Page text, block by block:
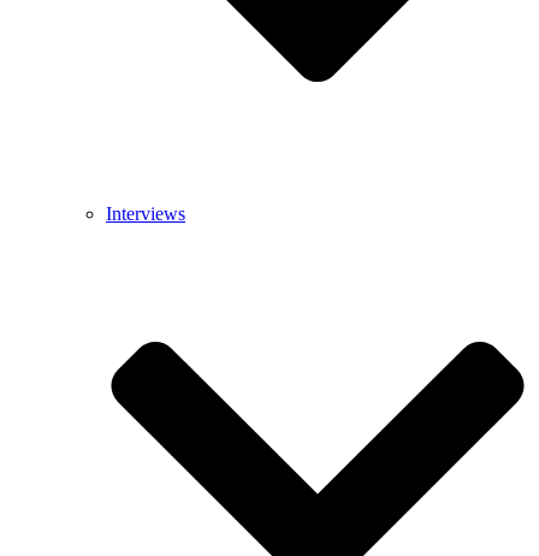
Interviews